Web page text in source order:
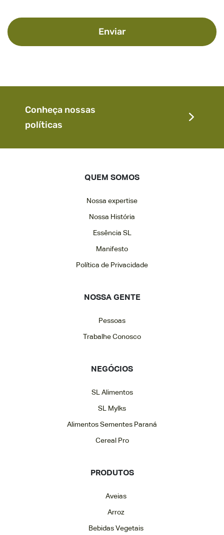
Enviar
Conheça nossas
políticas
QUEM SOMOS
Nossa expertise
Nossa História
Essência SL
Manifesto
Política de Privacidade
NOSSA GENTE
Pessoas
Trabalhe Conosco
NEGÓCIOS
SL Alimentos
SL Mylks
Alimentos Sementes Paraná
Cereal Pro
PRODUTOS
Aveias
Arroz
Bebidas Vegetais